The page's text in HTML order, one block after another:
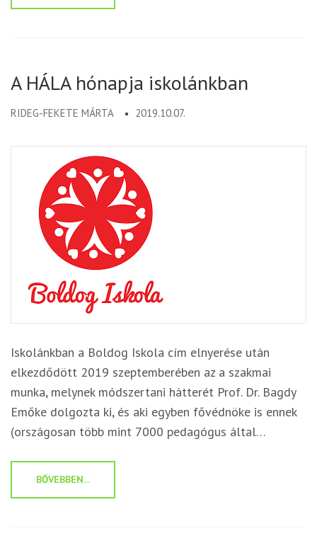
A HÁLA hónapja iskolánkban
RIDEG-FEKETE MÁRTA 2019.10.07.
Iskolánkban a Boldog Iskola cím elnyerése után
elkezdődött 2019 szeptemberében az a szakmai
munka, melynek módszertani hátterét Prof. Dr. Bagdy
Emőke dolgozta ki, és aki egyben fővédnöke is ennek
(országosan több mint 7000 pedagógus által…
BŐVEBBEN...